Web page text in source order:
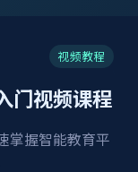
视频教程
门视频课程
掌握智能教育平